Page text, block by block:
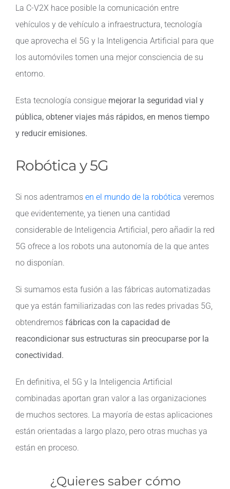
La C-V2X hace posible la comunicación entre
vehículos y de vehículo a infraestructura, tecnología
que aprovecha el 5G y la Inteligencia Artificial para que
los automóviles tomen una mejor consciencia de su
entorno.
Esta tecnología consigue mejorar la seguridad vial y
pública, obtener viajes más rápidos, en menos tiempo
y reducir emisiones.
Robótica y 5G
Si nos adentramos en el mundo de la robótica veremos
que evidentemente, ya tienen una cantidad
considerable de Inteligencia Artificial, pero añadir la red
5G ofrece a los robots una autonomía de la que antes
no disponían.
Si sumamos esta fusión a las fábricas automatizadas
que ya están familiarizadas con las redes privadas 5G,
obtendremos fábricas con la capacidad de
reacondicionar sus estructuras sin preocuparse por la
conectividad.
En definitiva, el 5G y la Inteligencia Artificial
combinadas aportan gran valor a las organizaciones
de muchos sectores. La mayoría de estas aplicaciones
están orientadas a largo plazo, pero otras muchas ya
están en proceso.
¿Quieres saber cómo